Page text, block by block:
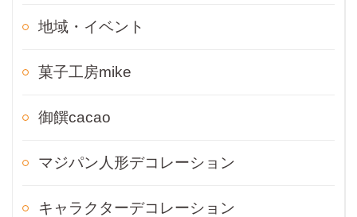
地域・イベント
菓子工房mike
御饌cacao
マジパン人形デコレーション
キャラクターデコレーション